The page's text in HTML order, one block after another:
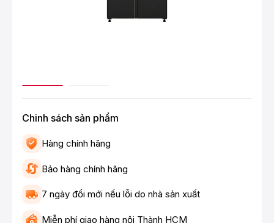
Chinh sách sản phẩm
Hàng chính hãng
Bảo hàng chính hãng
7 ngày đổi mới nếu lỗi do nhà sản xuất
Miễn phí giao hàng nội Thành HCM